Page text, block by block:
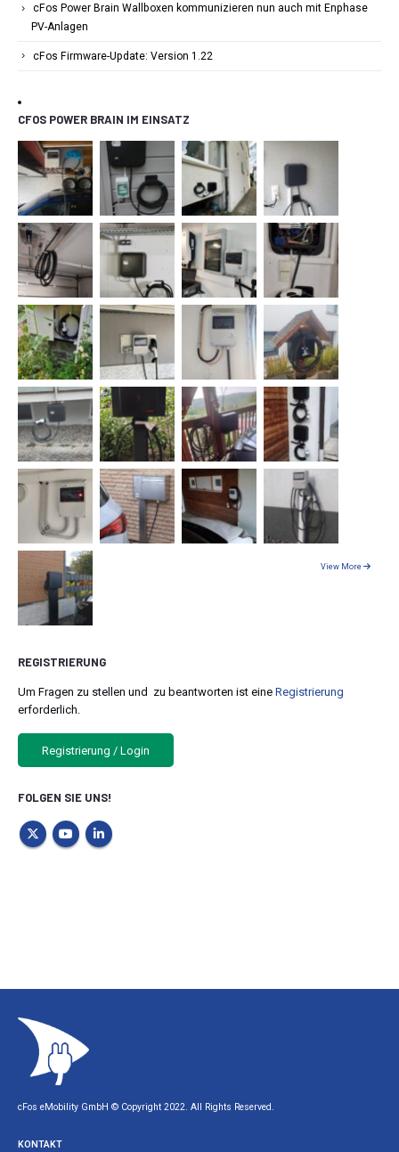
cFos Power Brain Wallboxen kommunizieren nun auch mit Enphase
PV-Anlagen
cFos Firmware-Update: Version 1.22
CFOS POWER BRAIN IM EINSATZ
View More
REGISTRIERUNG
Um Fragen zu stellen und zu beantworten ist eine Registrierung
erforderlich.
Registrierung / Login
FOLGEN SIE UNS!
cFos eMobility GmbH © Copyright 2022. All Rights Reserved.
KONTAKT